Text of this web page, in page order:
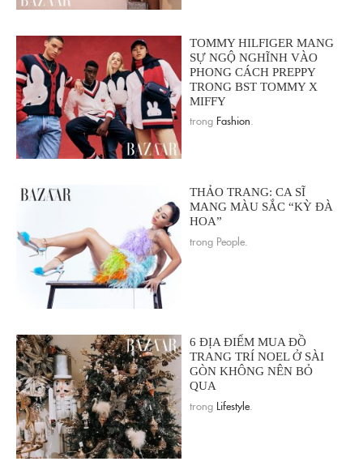
TOMMY HILFIGER MANG
SỰ NGỘ NGHĨNH VÀO
PHONG CÁCH PREPPY
TRONG BST TOMMY X
MIFFY
trong Fashion
THẢO TRANG: CA SĨ
MANG MÀU SẮC “KỲ ĐÀ
HOA”
trong People.
6 ĐỊA ĐIỂM MUA ĐỒ
TRANG TRÍ NOEL Ở SÀI
GÒN KHÔNG NÊN BỎ
QUA
trong Lifestyle